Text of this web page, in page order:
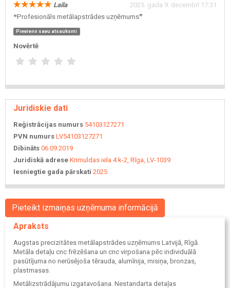
Laila
2025. gada 9. decembrī 17:31
❝Profesionāls metālapstrādes uzņēmums❞
Pievieno savu atsauksmi
Novērtē
Juridiskie dati
Reģistrācijas numurs 54103127271
PVN numurs LV54103127271
Dibināts 06.09.2019
Juridiskā adrese Krimuldas iela 4 k-2, Rīga, LV-1039
Iesniegtie gada pārskati 2025
Pieteikt izmaiņas uzņēmuma informācijā
Apraksts
Augstas precizitātes metālapstrādes uzņēmums Latvijā, Rīgā.
Metāla detaļu cnc frēzēšana un cnc virpošana pēc individuālā
pasūtījuma no nerūsējoša tērauda, alumīnija, misiņa, bronzas,
plastmasas.
Metālizstrādājumu izgatavošana. Nestandarta detaļas